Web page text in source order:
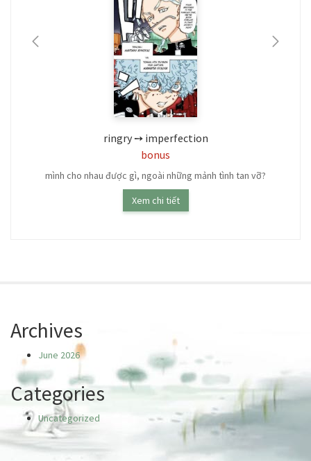
ringry ➙ imperfection
bonus
mình cho nhau được gì, ngoài những mảnh tình tan vỡ?
Xem chi tiết
Archives
June 2026
Categories
Uncategorized